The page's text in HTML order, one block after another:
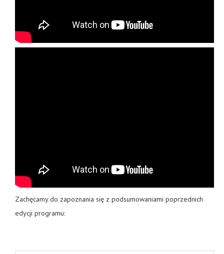
Zachęcamy do zapoznania się z podsumowaniami poprzednich
edycji programu: